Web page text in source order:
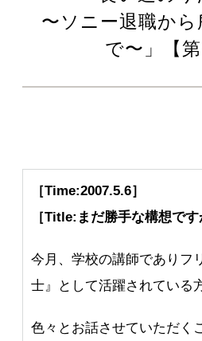
〜ソニー退職から
で〜」【第
［Time:2007.5.6］
［Title:まだ勝手な構想です
今月、学校の講師でありフ
士』として活躍されている
色々とお話させていただく